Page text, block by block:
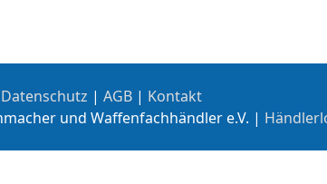
Datenschutz | AGB | Kontakt
und Waffenfachhändler e.V. |